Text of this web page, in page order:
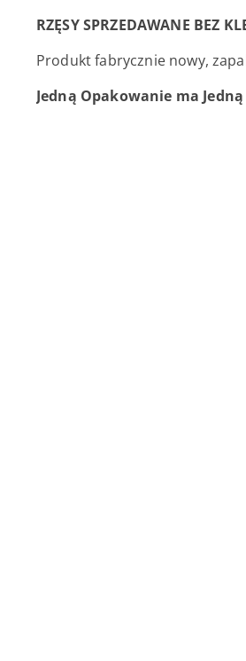
RZĘSY SPRZEDAWANE BEZ
Produkt fabrycznie nowy,
Jedną Opakowanie ma